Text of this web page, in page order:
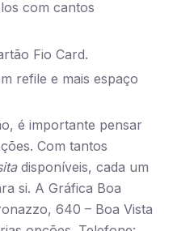
com cantos
Fio Card.
refile e mais espaço
é importante pensar
Com tantos
disponíveis, cada um
si. A Gráfica Boa
640 – Boa Vista